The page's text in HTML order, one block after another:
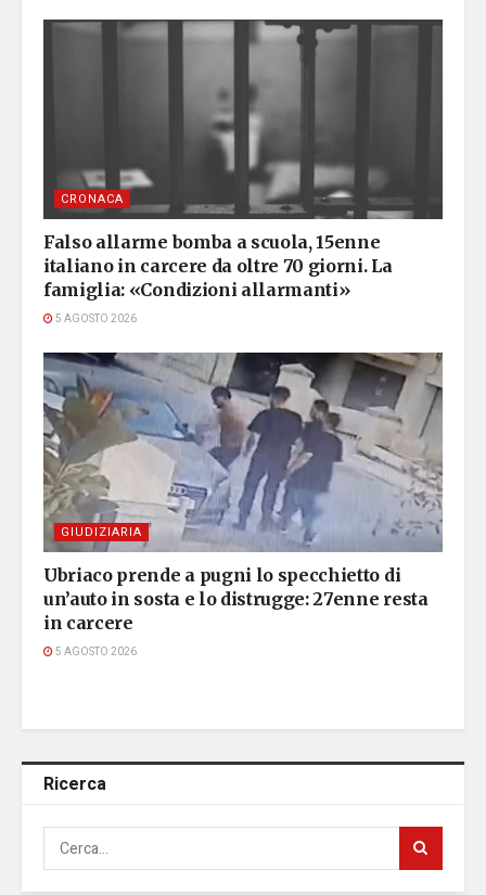
CRONACA
Falso allarme bomba a scuola, 15enne
italiano in carcere da oltre 70 giorni. La
famiglia: «Condizioni allarmanti»
5 AGOSTO 2026
GIUDIZIARIA
Ubriaco prende a pugni lo specchietto di
un’auto in sosta e lo distrugge: 27enne resta
in carcere
5 AGOSTO 2026
Ricerca